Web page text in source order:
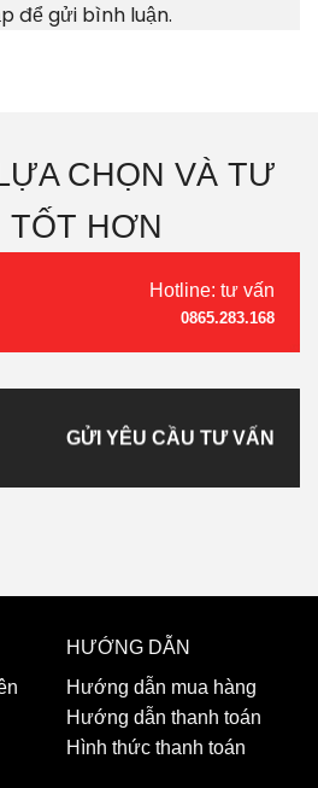
để gửi bình luận.
CHỌN VÀ TƯ
TỐT HƠN
Hotline: tư vấn
0865.283.168
GỬI YÊU CẦU TƯ VẤN
HƯỚNG DẪN
Hướng dẫn mua hàng
Hướng dẫn thanh toán
Hình thức thanh toán